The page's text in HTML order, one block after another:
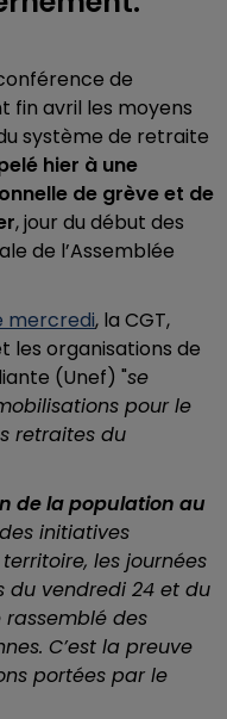
de
fin avril les moyens
système de retraite
hier à une
de grève et de
, jour du début des
de l’Assemblée
mercredi, la CGT,
les organisations de
(Unef) "se
pour le
retraites du
de la population au
initiatives
les journées
du vendredi 24 et du
des
C’est la preuve
portées par le